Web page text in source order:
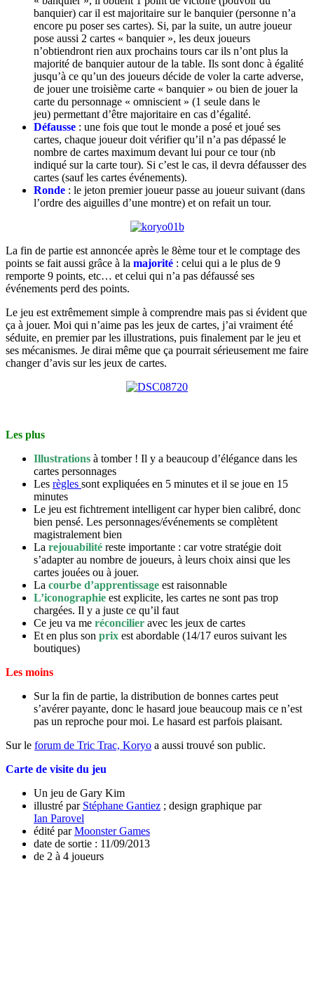
banquier) car il est majoritaire sur le banquier (personne n’a
encore pu poser ses cartes). Si, par la suite, un autre joueur
pose aussi 2 cartes « banquier », les deux joueurs
n’obtiendront rien aux prochains tours car ils n’ont plus la
majorité de banquier autour de la table. Ils sont donc à égalité
jusqu’à ce qu’un des joueurs décide de voler la carte adverse,
de jouer une troisième carte « banquier » ou bien de jouer la
carte du personnage « omniscient » (1 seule dans le
jeu) permettant d’être majoritaire en cas d’égalité.
Défausse : une fois que tout le monde a posé et joué ses
cartes, chaque joueur doit vérifier qu’il n’a pas dépassé le
nombre de cartes maximum devant lui pour ce tour (nb
indiqué sur la carte tour). Si c’est le cas, il devra défausser des
cartes (sauf les cartes événements).
Ronde : le jeton premier joueur passe au joueur suivant (dans
l’ordre des aiguilles d’une montre) et on refait un tour.
La fin de partie est annoncée après le 8ème tour et le comptage des
points se fait aussi grâce à la majorité : celui qui a le plus de 9
remporte 9 points, etc… et celui qui n’a pas défaussé ses
événements perd des points.
Le jeu est extrêmement simple à comprendre mais pas si évident que
ça à jouer. Moi qui n’aime pas les jeux de cartes, j’ai vraiment été
séduite, en premier par les illustrations, puis finalement par le jeu et
ses mécanismes. Je dirai même que ça pourrait sérieusement me faire
changer d’avis sur les jeux de cartes.
Les plus
Illustrations à tomber ! Il y a beaucoup d’élégance dans les
cartes personnages
Les règles sont expliquées en 5 minutes et il se joue en 15
minutes
Le jeu est fichtrement intelligent car hyper bien calibré, donc
bien pensé. Les personnages/événements se complètent
magistralement bien
La rejouabilité reste importante : car votre stratégie doit
s’adapter au nombre de joueurs, à leurs choix ainsi que les
cartes jouées ou à jouer.
La courbe d’apprentissage est raisonnable
L’iconographie est explicite, les cartes ne sont pas trop
chargées. Il y a juste ce qu’il faut
Ce jeu va me réconcilier avec les jeux de cartes
Et en plus son prix est abordable (14/17 euros suivant les
boutiques)
Les moins
Sur la fin de partie, la distribution de bonnes cartes peut
s’avérer payante, donc le hasard joue beaucoup mais ce n’est
pas un reproche pour moi. Le hasard est parfois plaisant.
Sur le forum de Tric Trac, Koryo a aussi trouvé son public.
Carte de visite du jeu
Un jeu de Gary Kim
illustré par Stéphane Gantiez ; design graphique par
Ian Parovel
édité parMoonster Games
date de sortie : 11/09/2013
de 2 à 4 joueurs